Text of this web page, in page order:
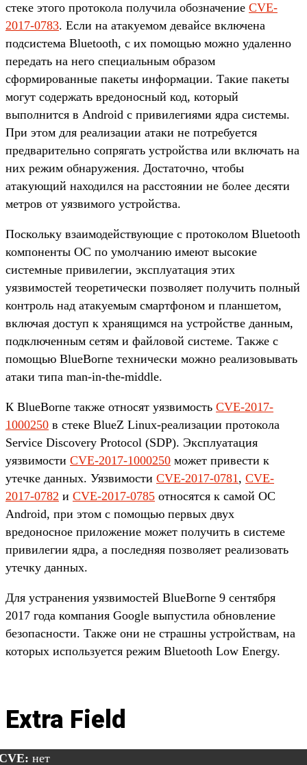
стеке этого протокола получила обозначение CVE-
2017-0783. Если на атакуемом девайсе включена
подсистема Bluetooth, с их помощью можно удаленно
передать на него специальным образом
сформированные пакеты информации. Такие пакеты
могут содержать вредоносный код, который
выполнится в Android с привилегиями ядра системы.
При этом для реализации атаки не потребуется
предварительно сопрягать устройства или включать на
них режим обнаружения. Достаточно, чтобы
атакующий находился на расстоянии не более десяти
метров от уязвимого устройства.
Поскольку взаимодействующие с протоколом Bluetooth
компоненты ОС по умолчанию имеют высокие
системные привилегии, эксплуатация этих
уязвимостей теоретически позволяет получить полный
контроль над атакуемым смартфоном и планшетом,
включая доступ к хранящимся на устройстве данным,
подключенным сетям и файловой системе. Также с
помощью BlueBorne технически можно реализовывать
атаки типа man-in-the-middle.
К BlueBorne также относят уязвимость CVE-2017-
1000250 в стеке BlueZ Linux-реализации протокола
Service Discovery Protocol (SDP). Эксплуатация
уязвимости CVE-2017-1000250 может привести к
утечке данных. Уязвимости CVE-2017-0781, CVE-
2017-0782 и CVE-2017-0785 относятся к самой ОС
Android, при этом с помощью первых двух
вредоносное приложение может получить в системе
привилегии ядра, а последняя позволяет реализовать
утечку данных.
Для устранения уязвимостей BlueBorne 9 сентября
2017 года компания Google выпустила обновление
безопасности. Также они не страшны устройствам, на
которых используется режим Bluetooth Low Energy.
Extra Field
нет